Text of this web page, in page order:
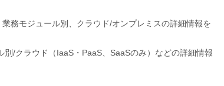
務モジュール別、クラウド/オンプレミスの詳細情報を
/クラウド（IaaS・PaaS、SaaSのみ）などの詳細情報